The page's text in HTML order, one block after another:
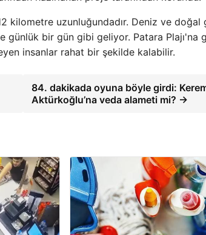
kilometre uzunluğundadır. Deniz ve doğal
günlük bir gün gibi geliyor. Patara Plajı'na
insanlar rahat bir şekilde kalabilir.
84. dakikada oyuna böyle girdi:
Aktürkoğlu’na veda alameti mi? →